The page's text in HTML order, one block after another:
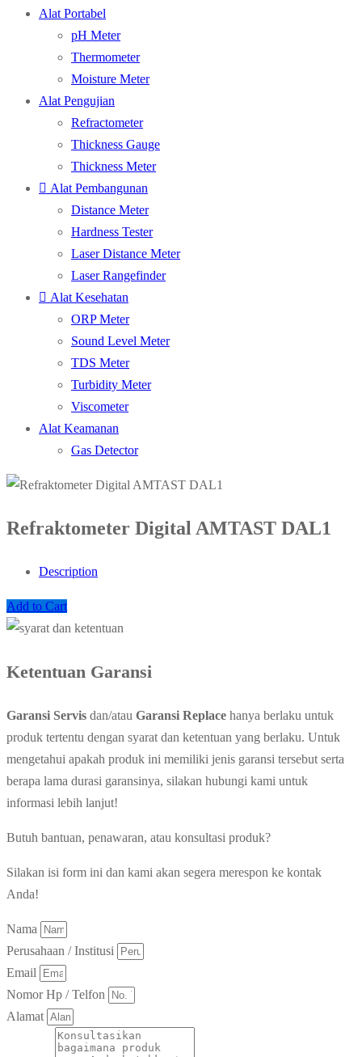
Alat Portabel
pH Meter
Thermometer
Moisture Meter
Alat Pengujian
Refractometer
Thickness Gauge
Thickness Meter
Alat Pembangunan
Distance Meter
Hardness Tester
Laser Distance Meter
Laser Rangefinder
Alat Kesehatan
ORP Meter
Sound Level Meter
TDS Meter
Turbidity Meter
Viscometer
Alat Keamanan
Gas Detector
Refraktometer Digital AMTAST DAL1
Description
Add to Cart
Ketentuan Garansi
Garansi Servis dan/atau Garansi Replace hanya berlaku untuk
produk tertentu dengan syarat dan ketentuan yang berlaku. Untuk
mengetahui apakah produk ini memiliki jenis garansi tersebut serta
berapa lama durasi garansinya, silakan hubungi kami untuk
informasi lebih lanjut!
Butuh bantuan, penawaran, atau konsultasi produk?
Silakan isi form ini dan kami akan segera merespon ke kontak
Anda!
Nama
Perusahaan / Institusi
Email
Nomor Hp / Telfon
Alamat